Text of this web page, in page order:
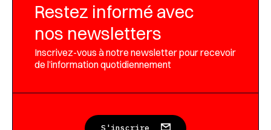
Restez informé avec
nos newsletters
Inscrivez-vous à notre newsletter pour recevoir
de l’information quotidiennement